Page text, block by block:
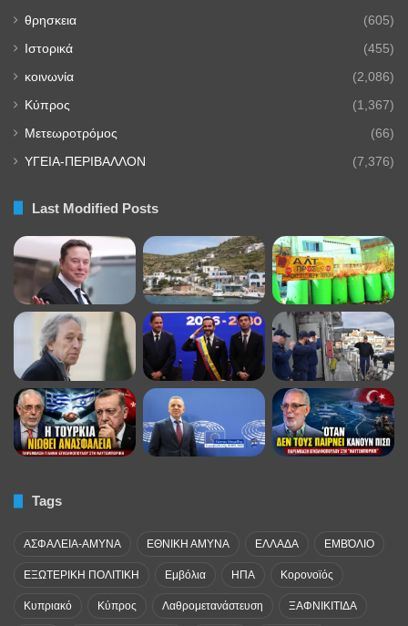
θρησκεια (605)
Ιστορικά (455)
κοινωνία (2,086)
Κύπρος (1,367)
Μετεωροτρόμος (66)
ΥΓΕΙΑ-ΠΕΡΙΒΑΛΛΟΝ (7,376)
Last Modified Posts
Tags
ΑΣΦΑΛΕΙΑ-ΑΜΥΝΑ ΕΘΝΙΚΗ ΑΜΥΝΑ ΕΛΛΑΔΑ ΕΜΒΌΛΙΟ
ΕΞΩΤΕΡΙΚΗ ΠΟΛΙΤΙΚΗ Εμβόλια ΗΠΑ Κορονοϊός
Κυπριακό Κύπρος Λαθρομετανάστευση ΞΑΦΝΙΚΙΤΙΔΑ